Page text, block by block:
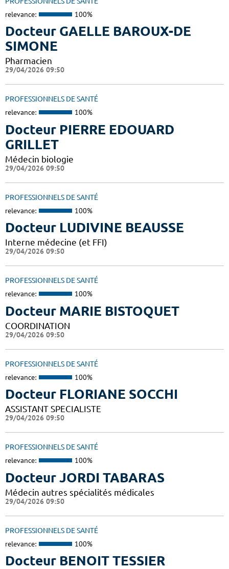
relevance: 100%
Docteur GAELLE BAROUX-DE
SIMONE
Pharmacien
29/04/2026 09:50
PROFESSIONNELS DE SANTÉ
relevance: 100%
Docteur PIERRE EDOUARD
GRILLET
Médecin biologie
29/04/2026 09:50
PROFESSIONNELS DE SANTÉ
relevance: 100%
Docteur LUDIVINE BEAUSSE
Interne médecine (et FFI)
29/04/2026 09:50
PROFESSIONNELS DE SANTÉ
relevance: 100%
Docteur MARIE BISTOQUET
COORDINATION
29/04/2026 09:50
PROFESSIONNELS DE SANTÉ
relevance: 100%
Docteur FLORIANE SOCCHI
ASSISTANT SPECIALISTE
29/04/2026 09:50
PROFESSIONNELS DE SANTÉ
relevance: 100%
Docteur JORDI TABARAS
Médecin autres spécialités médicales
29/04/2026 09:50
PROFESSIONNELS DE SANTÉ
relevance: 100%
Docteur BENOIT TESSIER